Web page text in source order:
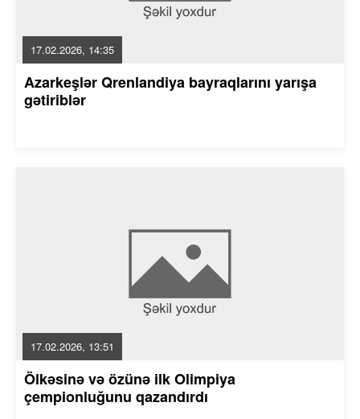
17.02.2026, 14:35
Azarkeşlər Qrenlandiya bayraqlarını yarışa
gətiriblər
17.02.2026, 13:51
Ölkəsinə və özünə ilk Olimpiya
çempionluğunu qazandırdı